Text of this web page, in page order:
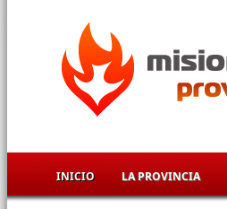
INICIO LA PROVINCIA